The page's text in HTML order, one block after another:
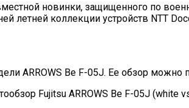
новинки, защищенного по
летней коллекции устройств NTT
ARROWS Be F-05J. Ее обзор можно